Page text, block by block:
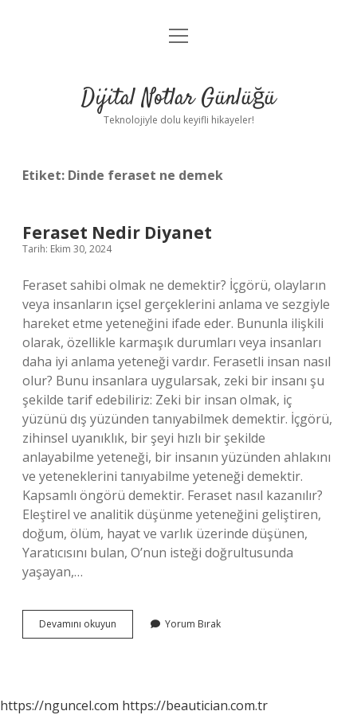
Anasayfa
Yasal Uyarı
menüyü
Dijital Notlar Günlüğü
Teknolojiyle dolu keyifli hikayeler!
Etiket: Dinde feraset ne demek
Feraset Nedir Diyanet
Tarih: Ekim 30, 2024
Feraset sahibi olmak ne demektir? İçgörü, olayların
veya insanların içsel gerçeklerini anlama ve sezgiyle
hareket etme yeteneğini ifade eder. Bununla ilişkili
olarak, özellikle karmaşık durumları veya insanları
daha iyi anlama yeteneği vardır. Ferasetli insan nasıl
olur? Bunu insanlara uygularsak, zeki bir insanı şu
şekilde tarif edebiliriz: Zeki bir insan olmak, iç
yüzünü dış yüzünden tanıyabilmek demektir. İçgörü,
zihinsel uyanıklık, bir şeyi hızlı bir şekilde
anlayabilme yeteneği, bir insanın yüzünden ahlakını
ve yeteneklerini tanıyabilme yeteneği demektir.
Kapsamlı öngörü demektir. Feraset nasıl kazanılır?
Eleştirel ve analitik düşünme yeteneğini geliştiren,
doğum, ölüm, hayat ve varlık üzerinde düşünen,
Yaratıcısını bulan, O’nun isteği doğrultusunda
yaşayan,…
Devamını okuyun
Nedir
Yorum Bırak
https://nguncel.com https://beautician.com.tr